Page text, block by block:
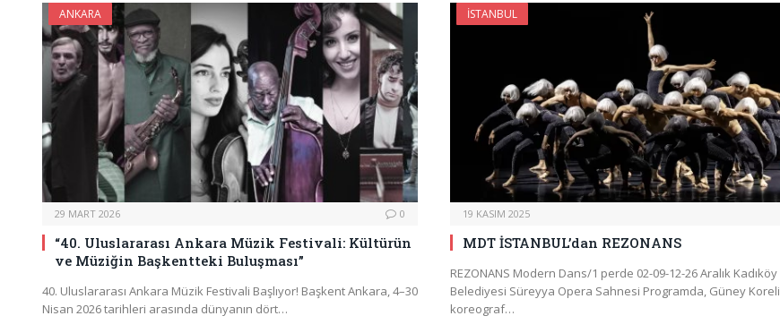
ANKARA
29 MART 2026 0
“40. Uluslararası Ankara Müzik Festivali: Kültürün
ve Müziğin Başkentteki Buluşması”
40. Uluslararası Ankara Müzik Festivali Başlıyor! Başkent Ankara, 4–30
Nisan 2026 tarihleri arasında dünyanın dört…
İSTANBUL
19 KASIM 2025
MDT İSTANBUL’dan REZONANS
REZONANS Modern Dans/1 perde 02-09-12-26 Aralık Kadıköy
Belediyesi Süreyya Opera Sahnesi Programda, Güney Koreli
koreograf…